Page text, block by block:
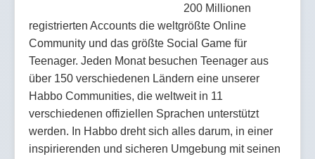
200 Millionen
registrierten Accounts die weltgrößte Online
Community und das größte Social Game für
Teenager. Jeden Monat besuchen Teenager aus
über 150 verschiedenen Ländern eine unserer
Habbo Communities, die weltweit in 11
verschiedenen offiziellen Sprachen unterstützt
werden. In Habbo dreht sich alles darum, in einer
inspirierenden und sicheren Umgebung mit seinen